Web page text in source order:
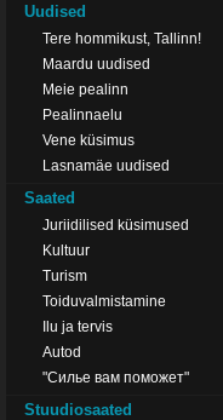
Uudised
Tere hommikust, Tallinn!
Maardu uudised
Meie pealinn
Pealinnaelu
Vene küsimus
Lasnamäe uudised
Saated
Juriidilised küsimused
Kultuur
Turism
Toiduvalmistamine
Ilu ja tervis
Autod
"Силье вам поможет"
Stuudiosaated